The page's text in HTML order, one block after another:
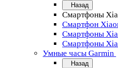
Назад
Смартфоны
Смартфон
Смартфоны
Смартфоны
Умные часы Garmin
Назад